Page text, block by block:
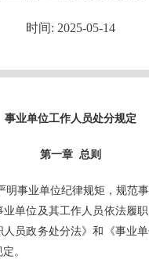
时间: 2025-05-14
事业单位工作人员处分规定
第一章 总则
事业单位纪律规矩，规范事
业单位及其工作人员依法履
人员政务处分法》和《事业
。